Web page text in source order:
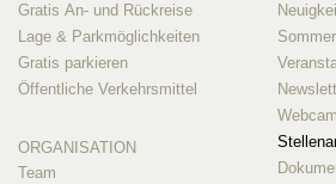
Gratis An- und Rückreise
Lage & Parkmöglichkeiten
Gratis parkieren
Öffentliche Verkehrsmittel
ORGANISATION
Team